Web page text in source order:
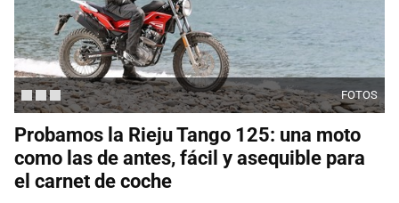
FOTOS
Probamos la Rieju Tango 125: una moto
como las de antes, fácil y asequible para
el carnet de coche